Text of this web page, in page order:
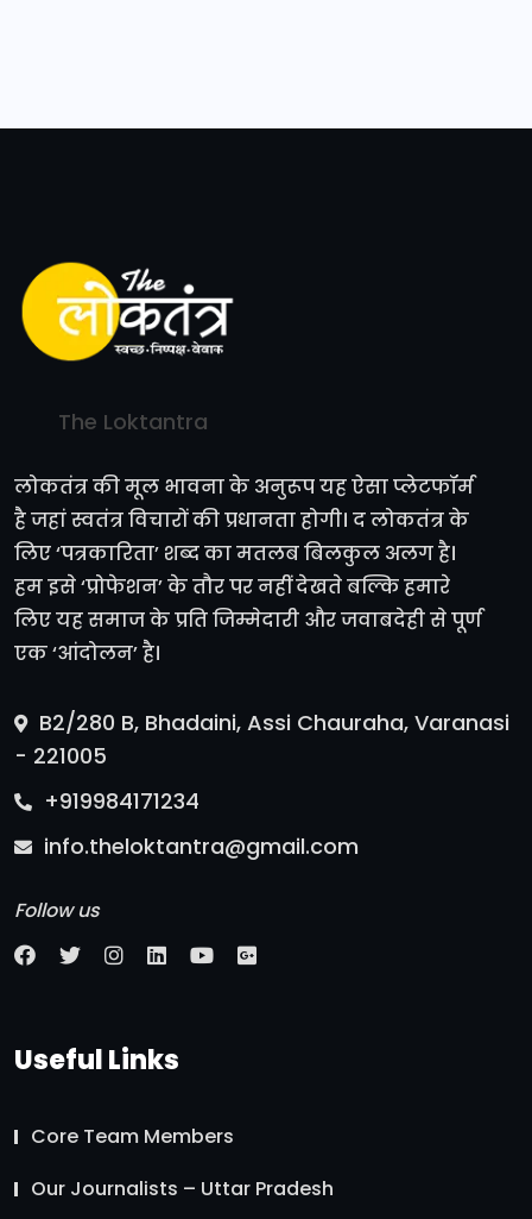
The Loktantra
लोकतंत्र की मूल भावना के अनुरूप यह ऐसा प्लेटफॉर्म
है जहां स्वतंत्र विचारों की प्रधानता होगी। द लोकतंत्र के
लिए ‘पत्रकारिता’ शब्द का मतलब बिलकुल अलग है।
हम इसे ‘प्रोफेशन’ के तौर पर नहीं देखते बल्कि हमारे
लिए यह समाज के प्रति जिम्मेदारी और जवाबदेही से पूर्ण
एक ‘आंदोलन’ है।
B2/280 B, Bhadaini, Assi Chauraha, Varanasi
- 221005
+919984171234
info.theloktantra@gmail.com
Follow us
Useful Links
Core Team Members
Our Journalists – Uttar Pradesh